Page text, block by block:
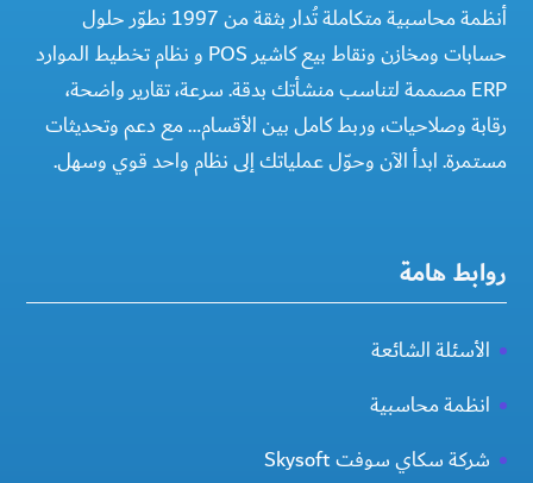
أنظمة محاسبية متكاملة تُدار بثقة من 1997 نطوّر حلول
حسابات ومخازن ونقاط بيع كاشير POS و نظام تخطيط الموارد
ERP مصممة لتناسب منشأتك بدقة. سرعة، تقارير واضحة،
رقابة وصلاحيات، وربط كامل بين الأقسام… مع دعم وتحديثات
مستمرة. ابدأ الآن وحوّل عملياتك إلى نظام واحد قوي وسهل.
روابط هامة
الأسئلة الشائعة
انظمة محاسبية
شركة سكاي سوفت Skysoft